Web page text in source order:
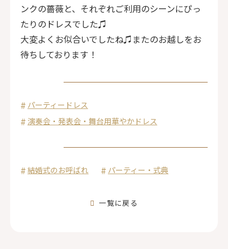
ンクの薔薇と、それぞれご利用のシーンにぴっ
たりのドレスでした♫
大変よくお似合いでしたね♫またのお越しをお
待ちしております！
パーティードレス
演奏会・発表会・舞台用華やかドレス
結婚式のお呼ばれ パーティー・式典
一覧に戻る